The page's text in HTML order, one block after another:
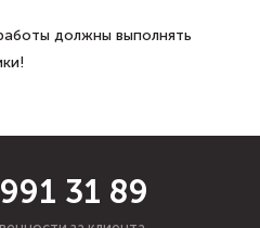
должны выполнять
31 89